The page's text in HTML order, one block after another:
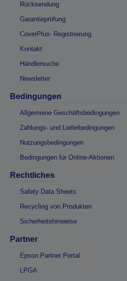
Rücksendung
Garantieprüfung
CoverPlus- Registrierung
Kontakt
Händlersuche
Newsletter
Bedingungen
Allgemeine Geschäftsbedingungen
Zahlungs- und Lieferbedingungen
Nutzungsbedingungen
Bedingungen für Online-Aktionen
Rechtliches
Safety Data Sheets
Recycling von Produkten
Sicherheitshinweise
Partner
Epson Partner Portal
LPGA